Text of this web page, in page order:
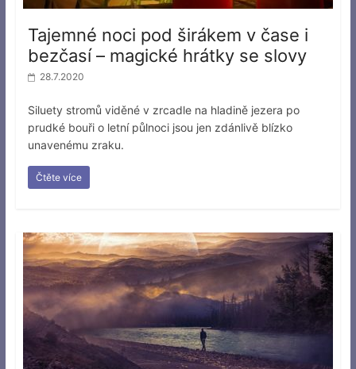
Tajemné noci pod širákem v čase i
bezčasí – magické hrátky se slovy
28.7.2020
Siluety stromů viděné v zrcadle na hladině jezera po
prudké bouři o letní půlnoci jsou jen zdánlivě blízko
unavenému zraku.
Čtěte více